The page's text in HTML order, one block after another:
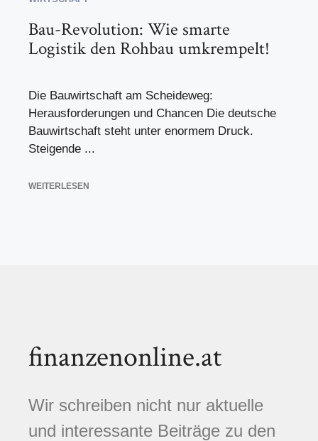
Bau-Revolution: Wie smarte
Logistik den Rohbau umkrempelt!
Die Bauwirtschaft am Scheideweg:
Herausforderungen und Chancen Die deutsche
Bauwirtschaft steht unter enormem Druck.
Steigende ...
WEITERLESEN
finanzenonline.at
Wir schreiben nicht nur aktuelle
und interessante Beiträge zu den